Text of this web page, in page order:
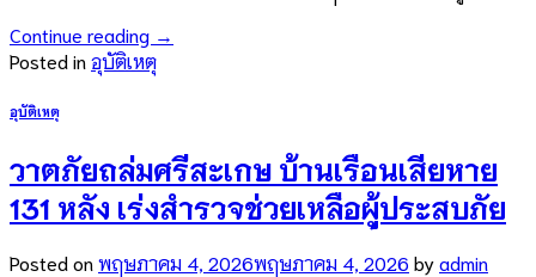
Continue reading →
Posted inอุบัติเหตุ
อุบัติเหตุ
วาตภัยถล่มศรีสะเกษ บ้านเรือนเสียหาย
131 หลัง เร่งสำรวจช่วยเหลือผู้ประสบภัย
Posted onพฤษภาคม 4, 2026พฤษภาคม 4, 2026 byadmin